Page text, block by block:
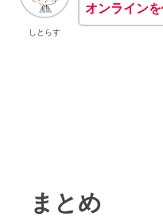
しとらす
オンライン
まとめ